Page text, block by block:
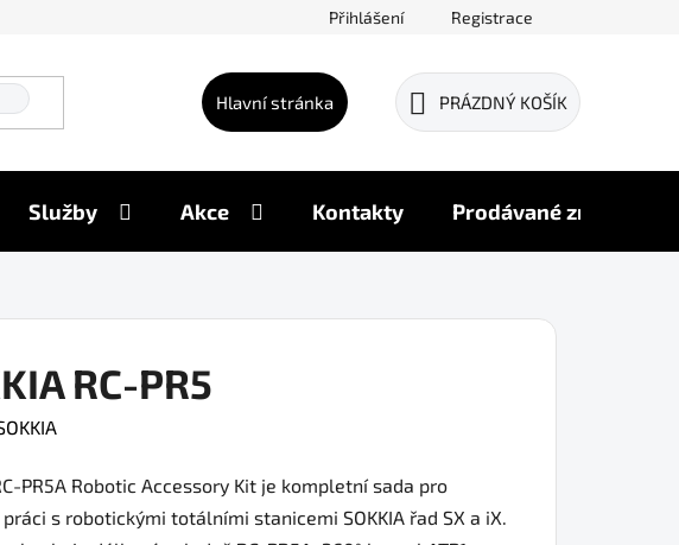
Přihlášení Registrace
Hlavní stránka
NÁKUPNÍ
PRÁZDNÝ KOŠÍK
Služby Akce Kontakty Prodávané značky
RC-PR5
PR5A Robotic Accessory Kit je kompletní sada pro
s robotickými totálními stanicemi SOKKIA řad SX a iX.